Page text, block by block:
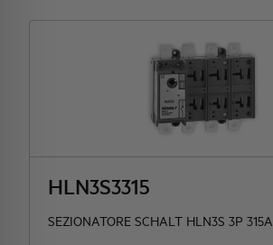
HLN3S3315
SEZIONATORE SCHALT HLN3S 3P 315A